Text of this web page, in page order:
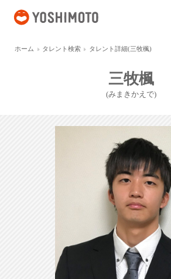
ホーム タレント検索 タレント詳細(三牧楓)
三牧楓
(みまきかえで)